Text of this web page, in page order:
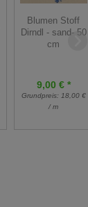
Blumen Stoff
Dirndl - sand- 50
cm
9,00 € *
Grundpreis: 18,00 €
/ m